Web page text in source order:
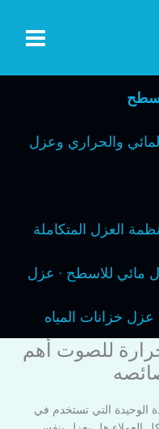
والحراري وعزل
أنظمة العزل المتكاملة
مائي للاسطح · عزل
خزانات المياه
للصوت أهم
الوحيدة التي تستخدم في